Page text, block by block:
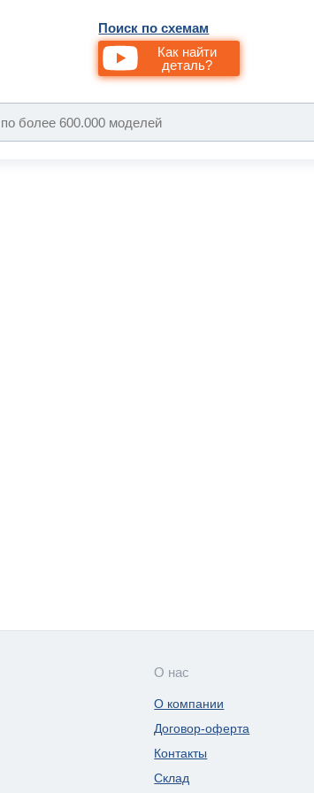
Поиск по схемам
Как найти
деталь?
О нас
О компании
Договор-оферта
Контакты
Склад